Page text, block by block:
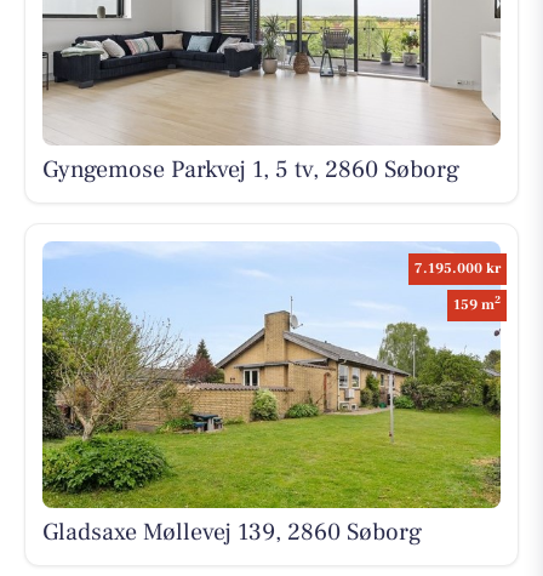
Gyngemose Parkvej 1, 5 tv, 2860 Søborg
7.195.000 kr
159 m2
Gladsaxe Møllevej 139, 2860 Søborg